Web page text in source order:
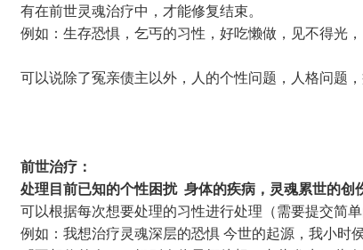
有在前世灵魂治疗中，才能修复结束。
例如： 生存恐惧， 乞丐的习性， 好吃懒做， 见不得光，
可以说除了冤亲债主以外，人的个性问题，人格问题
前世治疗：
处理目前已知的个性困扰 身体的疾病，灵魂累世的创
可以根据每次想要处理的习性进行处理（需要提交简单
例如：我想治疗灵魂深层的恐惧 今世的起源，我小时